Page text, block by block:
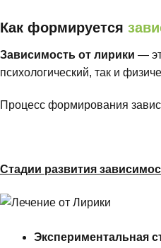
Как формируется
Зависимость от лирики —
психологический, так и
Процесс формирования
Стадии развития
Экспериментальная